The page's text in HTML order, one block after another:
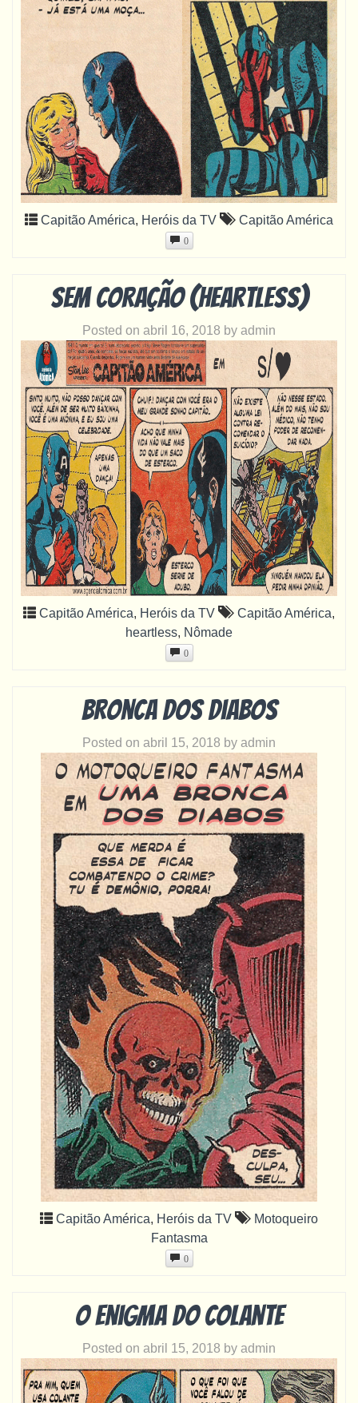
Capitão América, Heróis da TV Capitão América
0
Sem coração (heartless)
Posted on abril 16, 2018 by admin
Capitão América, Heróis da TV Capitão América,
heartless, Nômade
0
Bronca dos diabos
Posted on abril 15, 2018 by admin
Capitão América, Heróis da TV
Motoqueiro
Fantasma
0
O enigma do colante
Posted on abril 15, 2018 by admin